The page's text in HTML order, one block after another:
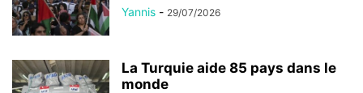
Yannis - 29/07/2026
La Turquie aide 85 pays dans le
monde